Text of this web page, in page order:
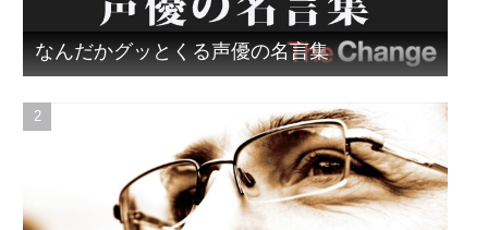
なんだかグッとくる声優の名言集